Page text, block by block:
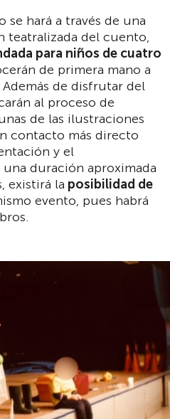
se hará a través de una
teatralizada del cuento,
para niños de cuatro
de primera mano a
de disfrutar del
al proceso de
de las ilustraciones
contacto más directo
y el
duración aproximada
existirá la posibilidad de
evento, pues habrá